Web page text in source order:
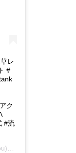
レ
#
ク
#流
-